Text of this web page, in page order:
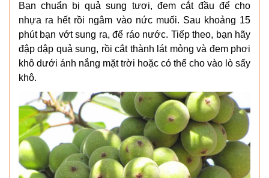
Bạn chuẩn bị quả sung tươi, đem cắt đầu để cho
nhựa ra hết rồi ngâm vào nức muối. Sau khoảng 15
phút bạn vớt sung ra, để ráo nước. Tiếp theo, bạn hãy
đập dập quả sung, rồi cắt thành lát mỏng và đem phơi
khô dưới ánh nắng mặt trời hoặc có thể cho vào lò sấy
khô.